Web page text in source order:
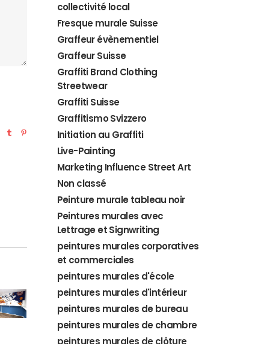
collectivité local
Fresque murale Suisse
Graffeur évènementiel
Graffeur Suisse
Graffiti Brand Clothing
Streetwear
Graffiti Suisse
Graffitismo Svizzero
Initiation au Graffiti
Live-Painting
Marketing Influence Street Art
Non classé
Peinture murale tableau noir
Peintures murales avec
Lettrage et Signwriting
peintures murales corporatives
et commerciales
peintures murales d'école
peintures murales d'intérieur
peintures murales de bureau
peintures murales de chambre
peintures murales de clôture